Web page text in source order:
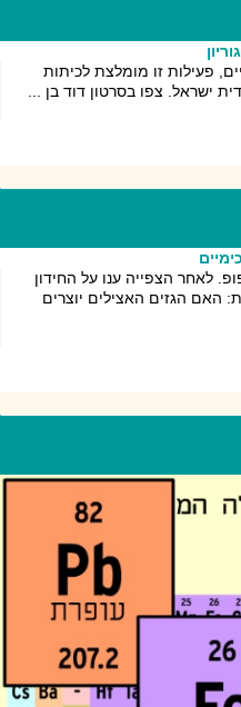
פעילות זו מומלצת לכיתות
ישראל. צפו בסרטון דוד בן ...
לאחר הצפייה ענו על החידון
האם הגזים האצילים יוצרים